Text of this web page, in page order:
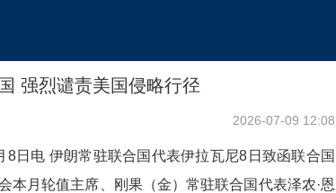
强烈谴责美国侵略行径
2026-07-09 12:08
8日电 伊朗常驻联合国代表伊拉瓦尼8日致函联合国
本月轮值主席、刚果（金）常驻联合国代表泽农·恩